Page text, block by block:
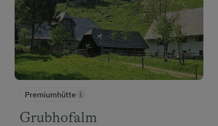
Premiumhütte
Grubhofalm